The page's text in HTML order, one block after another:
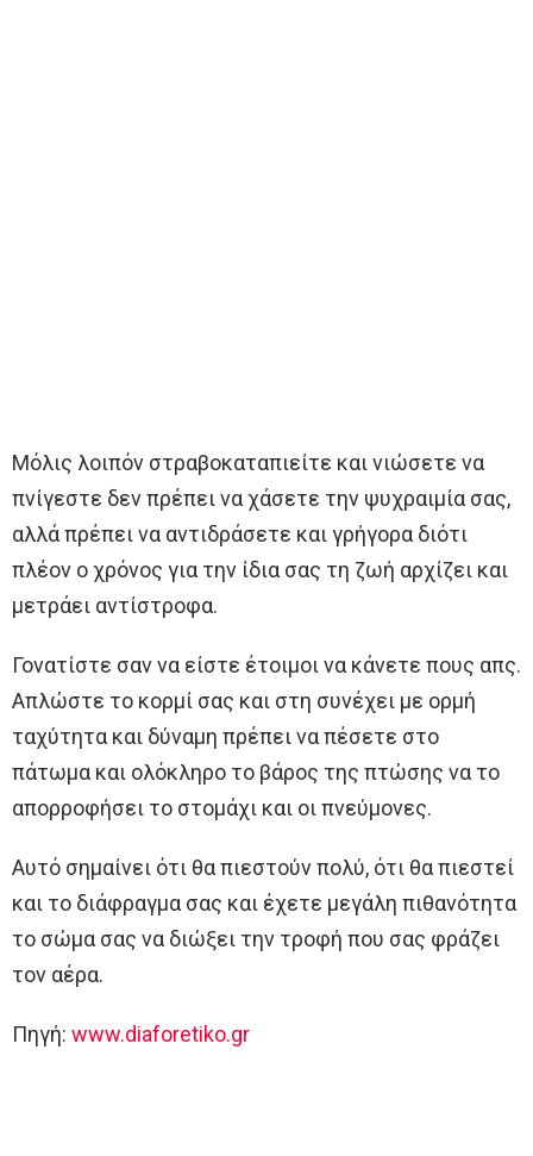
Μόλις λοιπόν στραβοκαταπιείτε και νιώσετε να
πνίγεστε δεν πρέπει να χάσετε την ψυχραιμία σας,
αλλά πρέπει να αντιδράσετε και γρήγορα διότι
πλέον ο χρόνος για την ίδια σας τη ζωή αρχίζει και
μετράει αντίστροφα.
Γονατίστε σαν να είστε έτοιμοι να κάνετε πους απς.
Απλώστε το κορμί σας και στη συνέχει με ορμή
ταχύτητα και δύναμη πρέπει να πέσετε στο
πάτωμα και ολόκληρο το βάρος της πτώσης να το
απορροφήσει το στομάχι και οι πνεύμονες.
Αυτό σημαίνει ότι θα πιεστούν πολύ, ότι θα πιεστεί
και το διάφραγμα σας και έχετε μεγάλη πιθανότητα
το σώμα σας να διώξει την τροφή που σας φράζει
τον αέρα.
Πηγή: www.diaforetiko.gr